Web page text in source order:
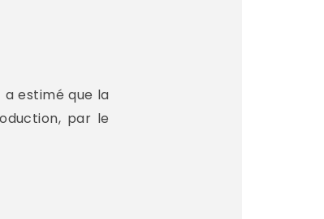
a estimé que la
par le